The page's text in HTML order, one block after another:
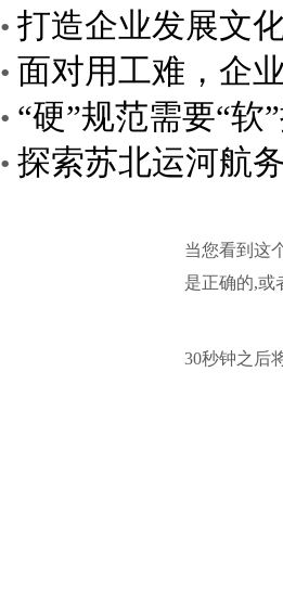
• 打造企业发展文
• 面对用工难，企
• “硬”规范需要“软
• 探索苏北运河航
当您看到这
是正确的,或
30秒钟之后